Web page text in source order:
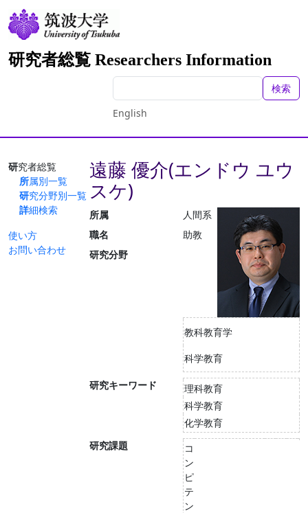
研究者総覧 Researchers Information
検索
English
研究者総覧
所属別一覧
研究分野別一覧
詳細検索
使い方
お問い合わせ
遠藤 優介(エンドウ ユウ
スケ)
所属
人間系
職名
助教
研究分野
教科教育学
科学教育
研究キーワード
理科教育
科学教育
化学教育
研究課題
コ
ン
ピ
テ
ン